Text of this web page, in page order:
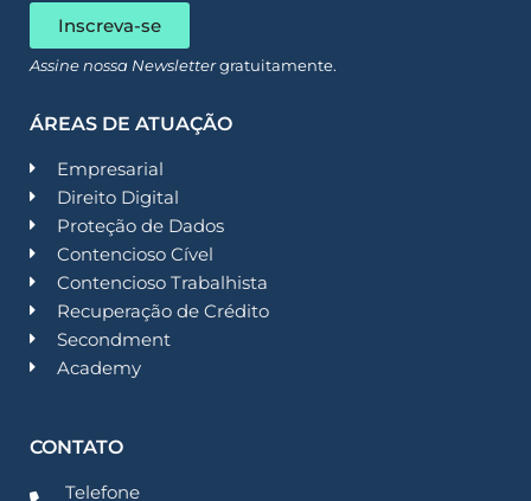
Inscreva-se
Assine nossa Newslettergratuitamente.
ÁREAS DE ATUAÇÃO
Empresarial
Direito Digital
Proteção de Dados
Contencioso Cível
Contencioso Trabalhista
Recuperação de Crédito
Secondment
Academy
CONTATO
Telefone